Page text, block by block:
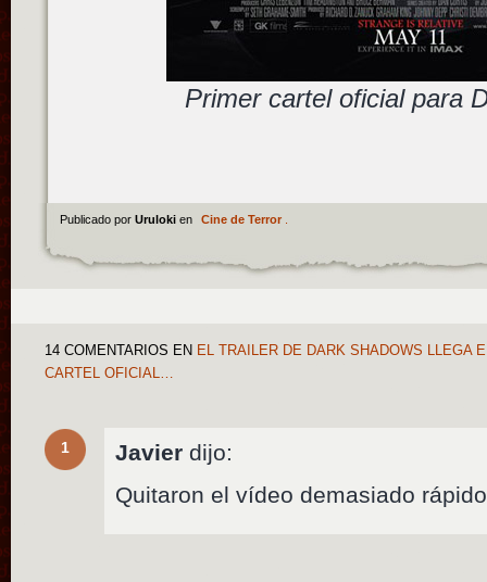
Primer cartel oficial para
Publicado por Uruloki en Cine de Terror.
14 COMENTARIOS EN EL TRAILER DE DARK SHADOWS LLEGA
CARTEL OFICIAL…
1 Javier dijo:
Quitaron el vídeo demasiado